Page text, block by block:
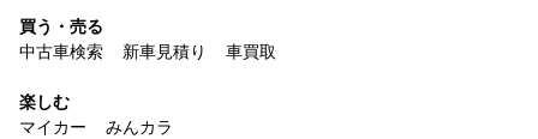
買う・売る
中古車検索
新車見積り 車買取
楽しむ
マイカー
みんカラ